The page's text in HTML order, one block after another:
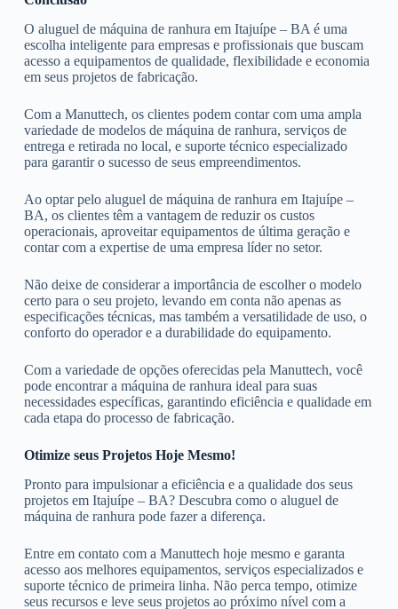
O aluguel de máquina de ranhura em Itajuípe – BA é uma
escolha inteligente para empresas e profissionais que buscam
acesso a equipamentos de qualidade, flexibilidade e economia
em seus projetos de fabricação.
Com a Manuttech, os clientes podem contar com uma ampla
variedade de modelos de máquina de ranhura, serviços de
entrega e retirada no local, e suporte técnico especializado
para garantir o sucesso de seus empreendimentos.
Ao optar pelo aluguel de máquina de ranhura em Itajuípe –
BA, os clientes têm a vantagem de reduzir os custos
operacionais, aproveitar equipamentos de última geração e
contar com a expertise de uma empresa líder no setor.
Não deixe de considerar a importância de escolher o modelo
certo para o seu projeto, levando em conta não apenas as
especificações técnicas, mas também a versatilidade de uso, o
conforto do operador e a durabilidade do equipamento.
Com a variedade de opções oferecidas pela Manuttech, você
pode encontrar a máquina de ranhura ideal para suas
necessidades específicas, garantindo eficiência e qualidade em
cada etapa do processo de fabricação.
Otimize seus Projetos Hoje Mesmo!
Pronto para impulsionar a eficiência e a qualidade dos seus
projetos em Itajuípe – BA? Descubra como o aluguel de
máquina de ranhura pode fazer a diferença.
Entre em contato com a Manuttech hoje mesmo e garanta
acesso aos melhores equipamentos, serviços especializados e
suporte técnico de primeira linha. Não perca tempo, otimize
seus recursos e leve seus projetos ao próximo nível com a